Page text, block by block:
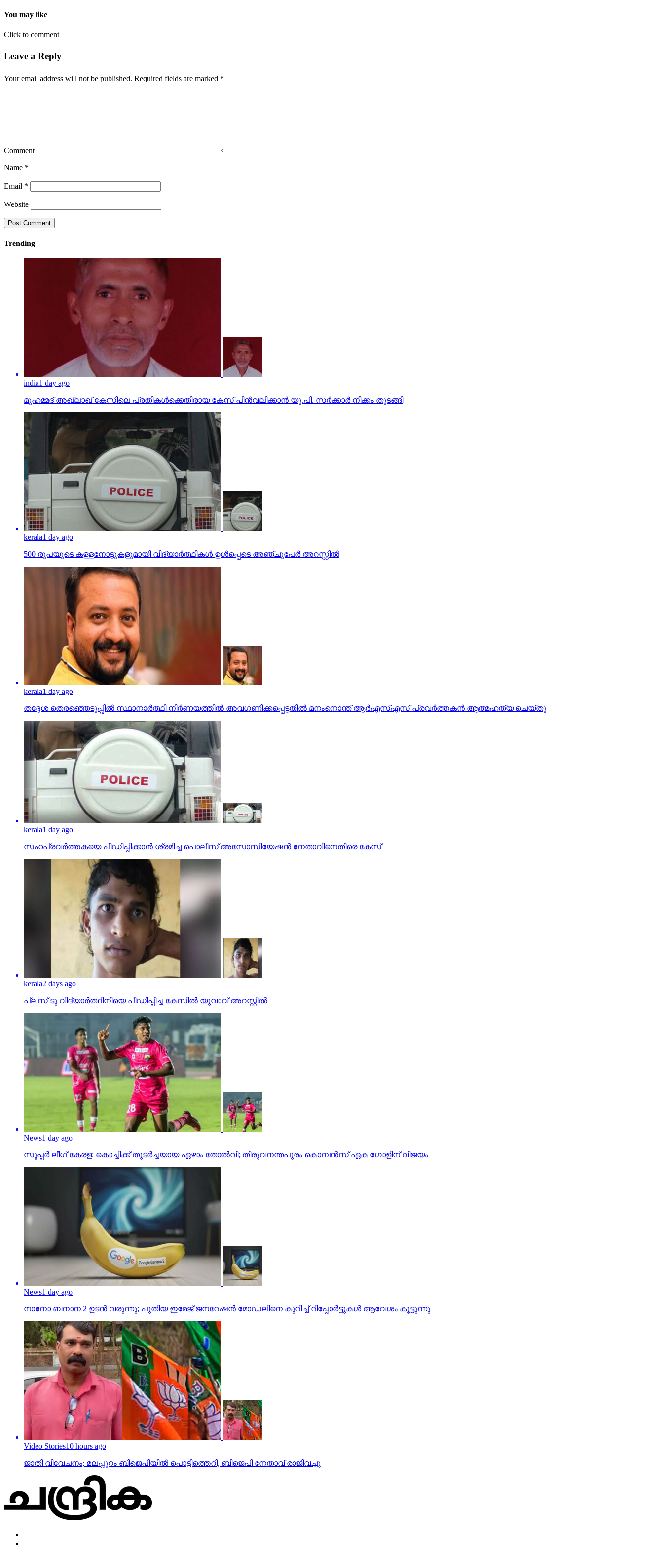
You may like
Click to comment
Leave a Reply
Your email address will not be published. Required fields are marked *
Comment
Name *
Email *
Website
Trending
india1 day ago
മുഹമ്മദ് അഖ്‌ലാഖ് കേസിലെ പ്രതികള്‍ക്കെതിരായ കേസ് പിന്‍വലിക്കാന്‍ യു.പി. സര്‍ക്കാര്‍ നീക്കം തുടങ്ങി
kerala1 day ago
500 രൂപയുടെ കള്ളനോട്ടുകളുമായി വിദ്യാര്‍ത്ഥികള്‍ ഉള്‍പ്പെടെ അഞ്ചുപേര്‍ അറസ്റ്റില്‍
kerala1 day ago
തദ്ദേശ തെരഞ്ഞെടുപ്പില്‍ സ്ഥാനാര്‍ത്ഥി നിര്‍ണയത്തില്‍ അവഗണിക്കപ്പെട്ടതില്‍ മനംനൊന്ത് ആര്‍എസ്എസ് പ്രവര്‍ത്തകന്‍ ആത്മഹത്യ ചെയ്തു
kerala1 day ago
സഹപ്രവര്‍ത്തകയെ പീഡിപ്പിക്കാന്‍ ശ്രമിച്ച പൊലീസ് അസോസിയേഷന്‍ നേതാവിനെതിരെ കേസ്
kerala2 days ago
പ്ലസ് ടു വിദ്യാര്‍ത്ഥിനിയെ പീഡിപ്പിച്ച കേസില്‍ യുവാവ് അറസ്റ്റില്‍
News1 day ago
സൂപ്പര്‍ ലീഗ് കേരള: കൊച്ചിക്ക് തുടര്‍ച്ചയായ ഏഴാം തോല്‍വി; തിരുവനന്തപുരം കൊമ്പന്‍സ് ഏക ഗോളിന് വിജയം
News1 day ago
നാനോ ബനാന 2 ഉടന്‍ വരുന്നു; പുതിയ ഇമേജ് ജനറേഷന്‍ മോഡലിനെ കുറിച്ച് റിപ്പോര്‍ട്ടുകള്‍ ആവേശം കൂട്ടുന്നു
Video Stories10 hours ago
ജാതി വിവേചനം; മലപ്പുറം ബിജെപിയില്‍ പൊട്ടിത്തെറി, ബിജെപി നേതാവ് രാജിവച്ചു